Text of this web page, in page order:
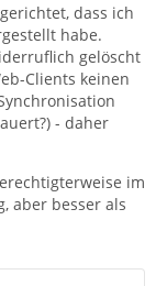
dass ich
habe.
gelöscht
Clients keinen
- daher
im
aber besser als